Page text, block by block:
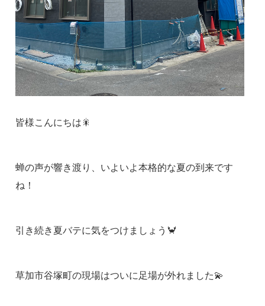
皆様こんにちは🎇
蝉の声が響き渡り、いよいよ本格的な夏の到来です
ね！
引き続き夏バテに気をつけましょう🦀
草加市谷塚町の現場はついに足場が外れました💫